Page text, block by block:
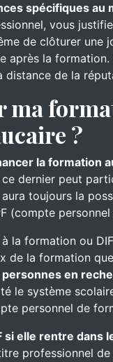
spécifiques
vous
de clôturer une
après la
distance de la
ma
?
la formation
ce dernier peut
toujours la
(compte
la formation ou
de la formation
personnes en
le système
personnel de
elle rentre dans
professionnel